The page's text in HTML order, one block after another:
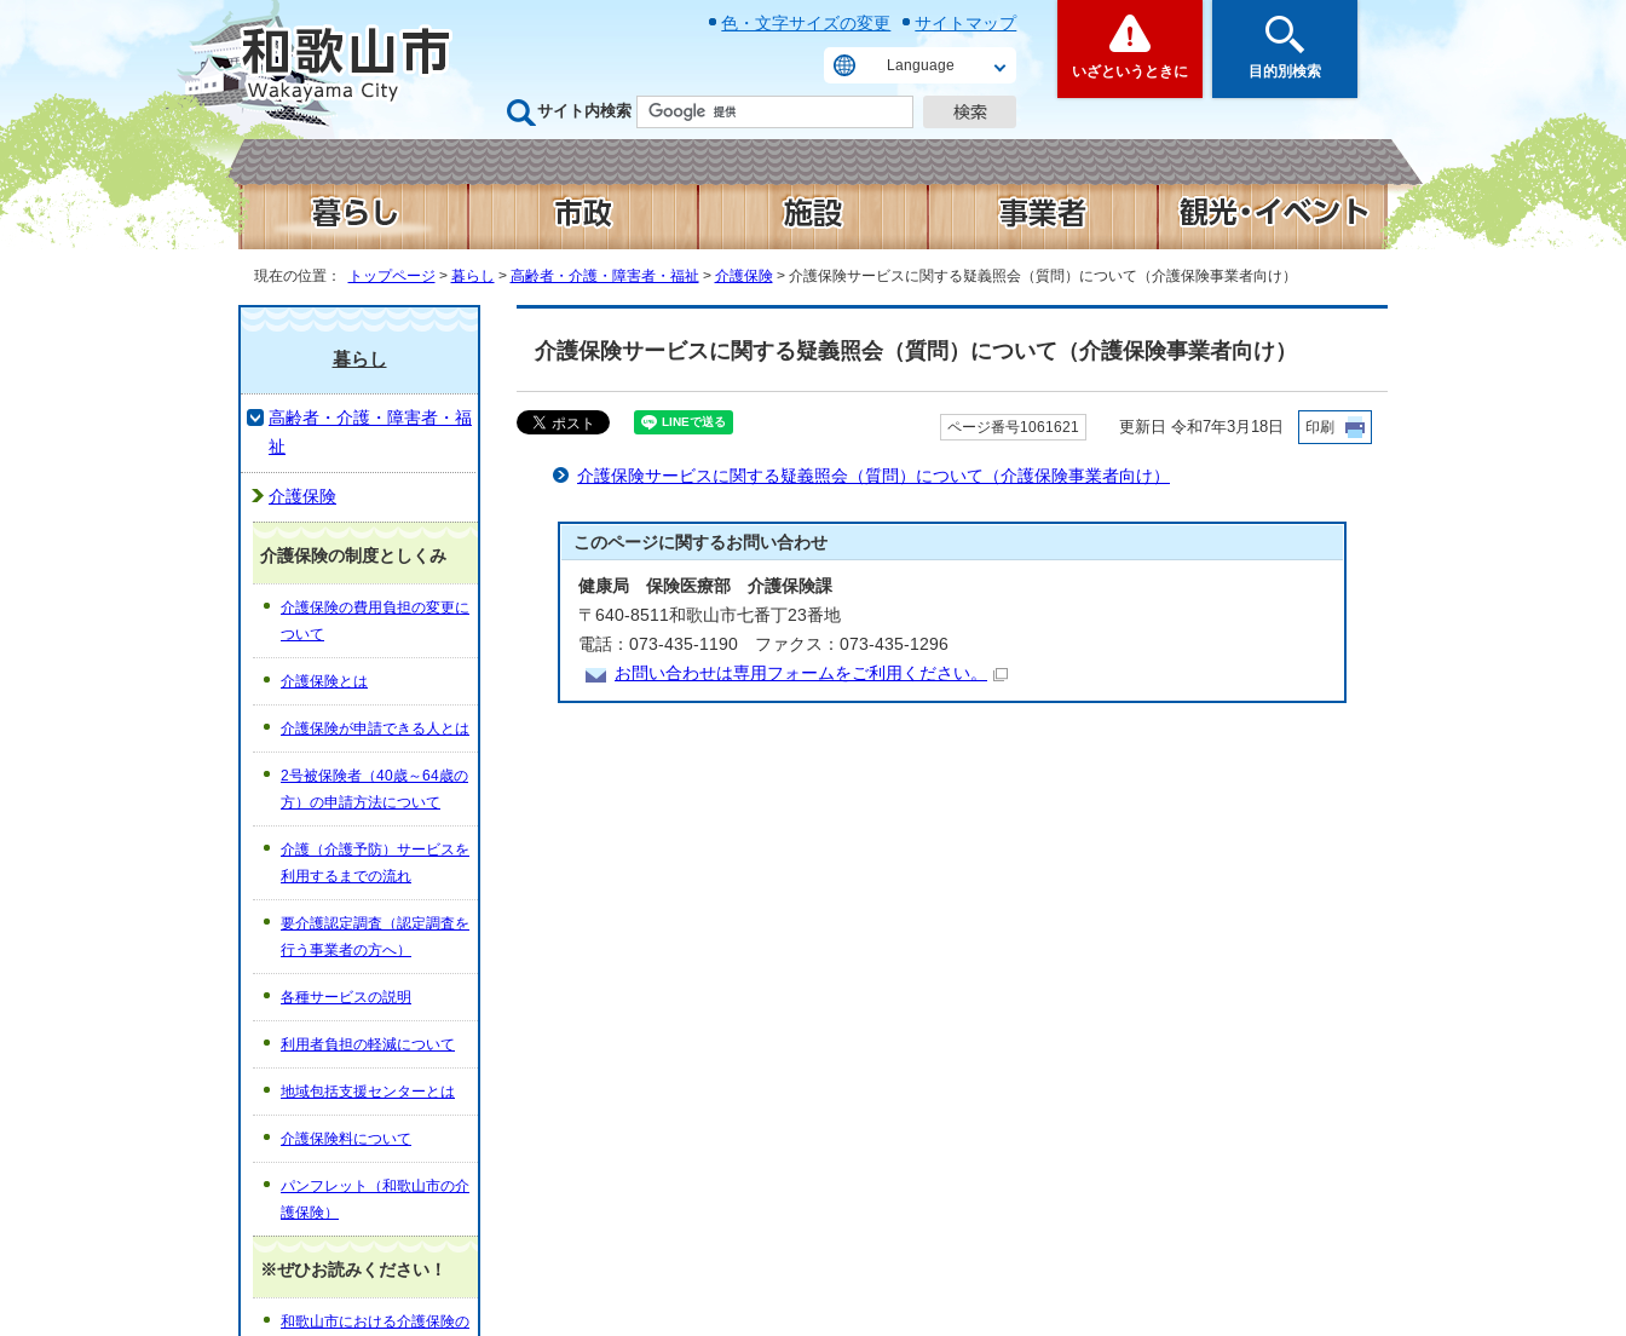
色・文字サイズの変更 サイトマップ
Language
サイト内検索
いざというときに 目的別検索
現在の位置： トップページ > 暮らし > 高齢者・介護・障害者・福祉 > 介護保険> 介護保険サービスに関する疑義照会（質問）について（介護保険事業者向け）
介護保険サービスに関する疑義照会（質問）について（介護保険事業者向け）
ページ番号1061621 更新日 令和7年3月18日 印刷
介護保険サービスに関する疑義照会（質問）について（介護保険事業者向け）
このページに関するお問い合わせ
健康局 保険医療部 介護保険課
〒640-8511和歌山市七番丁23番地
電話：073-435-1190 ファクス：073-435-1296
お問い合わせは専用フォームをご利用ください。
暮らし
高齢者・介護・障害者・福
祉
介護保険
介護保険の制度としくみ
介護保険の費用負担の変更に
ついて
介護保険とは
介護保険が申請できる人とは
2号被保険者（40歳～64歳の
方）の申請方法について
介護（介護予防）サービスを
利用するまでの流れ
要介護認定調査（認定調査を
行う事業者の方へ）
各種サービスの説明
利用者負担の軽減について
地域包括支援センターとは
介護保険料について
パンフレット（和歌山市の介
護保険）
※ぜひお読みください！
和歌山市における介護保険の